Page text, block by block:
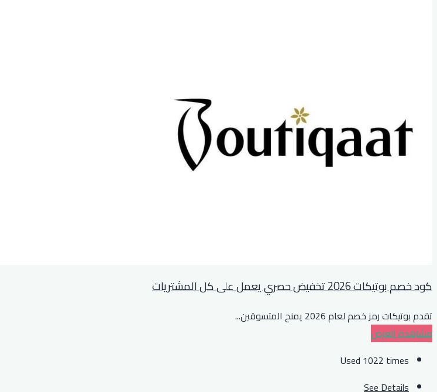
كود خصم بوتيكات 2026 تخفيض حصري يعمل على كل المشتريات
تقدم بوتيكات رمز خصم لعام 2026 يمنح المتسوقين
...
مشاهدة العرض
Used 1022 times
See Details